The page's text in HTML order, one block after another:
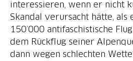
interessieren, wenn er nicht
Skandal verursacht hätte, als
150‘000 antifaschistische
dem Rückflug seiner
dann wegen schlechten